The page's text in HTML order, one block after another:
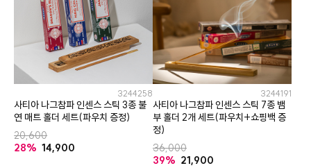
3244258
사티아 나그참파 인센스 스틱 3종 불
연 매트 홀더 세트(파우치 증정)
20,600
28% 14,900
3244191
사티아 나그참파 인센스 스틱 7종 뱀
부 홀더 2개 세트(파우치+쇼핑백 증
정)
36,000
39% 21,900